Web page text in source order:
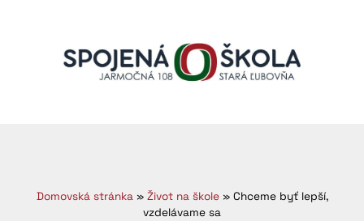
Domovská stránka» Život na škole» Chceme byť lepší,
vzdelávame sa